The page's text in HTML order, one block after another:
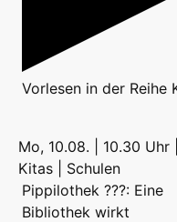
Vorlesen in der Reihe
Mo, 10.08. | 10.30 Uhr
Kitas | Schulen
Pippilothek ???: Eine
Bibliothek wirkt